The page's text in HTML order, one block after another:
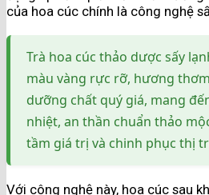
của hoa cúc chính là công nghệ
Trà hoa cúc thảo dược sấy
màu vàng rực rỡ, hương
dưỡng chất quý giá, mang
nhiệt, an thần chuẩn thảo
tầm giá trị và chinh phục thị
Với công nghệ này, hoa cúc sau